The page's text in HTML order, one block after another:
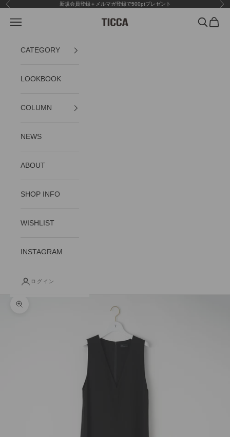
コンテンツへスキップ
前へ 新規会員登録＋メルマガ登録で500ptプレゼント 次
TICCA
メニュー 検索カート
CATEGORY
LOOKBOOK
COLUMN
NEWS
ABOUT
SHOP INFO
WISHLIST
INSTAGRAM
ログイン
ズームイン